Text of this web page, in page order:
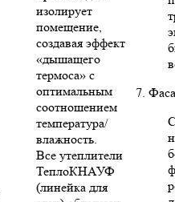
изолирует
помещение,
создавая эффект
«дышащего
термоса» с
оптимальным
соотношением
температура/
влажность.
Все утеплители
ТеплоКНАУФ
(линейка для
7.